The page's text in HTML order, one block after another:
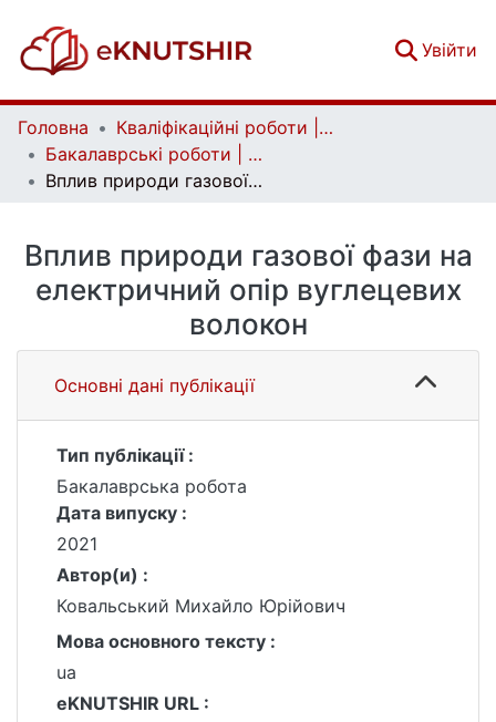
Увійти
Головна
Кваліфікаційні роботи | Qualifying works
Бакалаврські роботи | Bachelor theses
Вплив природи газової фази на електричний опір вуглецевих волокон
Вплив природи газової фази на
електричний опір вуглецевих
волокон
Основні дані публікації
Тип публікації :
Бакалаврська робота
Дата випуску :
2021
Автор(и) :
Ковальський Михайло Юрійович
Мова основного тексту :
ua
eKNUTSHIR URL :